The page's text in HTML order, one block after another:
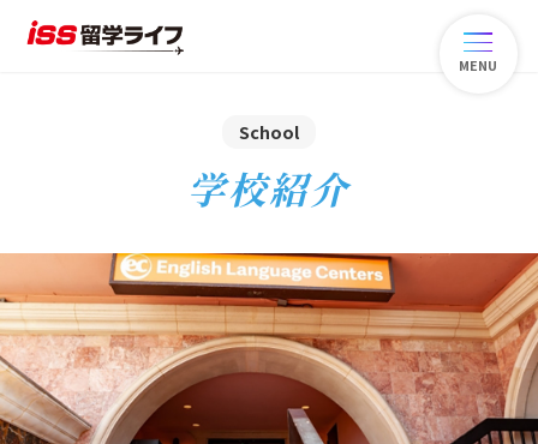
MENU
School
学校紹介